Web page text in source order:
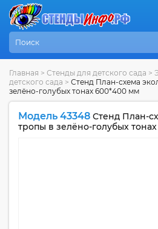
Главная > Стенды для детского сада >
детского сада > Стенд План-схема
зелёно-голубых тонах 600*400 мм
Модель 43348 Стенд План-
тропы в зелёно-голубых